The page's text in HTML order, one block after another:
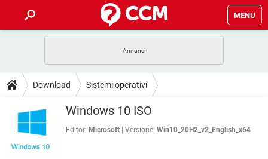
MENU
INTRATTENIMENTO ANDROID
WINDOWS 10
WHATSAPP
TIKTOK
GUIDE
COVID-19 GAMING
DOWNLOAD
GAMING
INTRATTENIMENTO
FORUM
Download Sistemi operativi
Windows 10 ISO
Editor: Microsoft Versione: Win10_20H2_v2_English_x64